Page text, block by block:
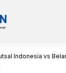
Indonesia vs